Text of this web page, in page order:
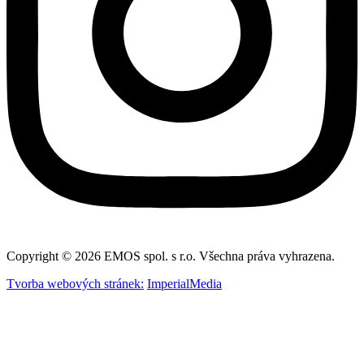
Copyright © 2026 EMOS spol. s r.o. Všechna práva vyhrazena.
Tvorba webových stránek: ImperialMedia